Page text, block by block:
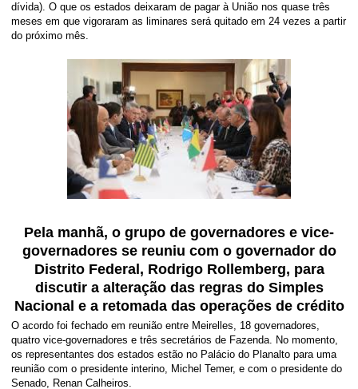
dívida). O que os estados deixaram de pagar à União nos quase três
meses em que vigoraram as liminares será quitado em 24 vezes a partir
do próximo mês.
Pela manhã, o grupo de governadores e vice-
governadores se reuniu com o governador do
Distrito Federal, Rodrigo Rollemberg, para
discutir a alteração das regras do Simples
Nacional e a retomada das operações de crédito
O acordo foi fechado em reunião entre Meirelles, 18 governadores,
quatro vice-governadores e três secretários de Fazenda. No momento,
os representantes dos estados estão no Palácio do Planalto para uma
reunião com o presidente interino, Michel Temer, e com o presidente do
Senado, Renan Calheiros.